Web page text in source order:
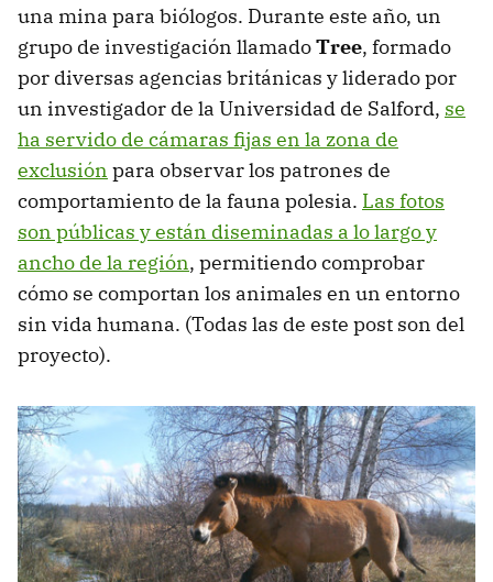
una mina para biólogos. Durante este año, un
grupo de investigación llamadoTree, formado
por diversas agencias británicas y liderado por
un investigador de la Universidad de Salford, se
ha servido de cámaras fijas en la zona de
exclusión para observar los patrones de
comportamiento de la fauna polesia. Las fotos
son públicas y están diseminadas a lo largo y
ancho de la región, permitiendo comprobar
cómo se comportan los animales en un entorno
sin vida humana. (Todas las de este post son del
proyecto).